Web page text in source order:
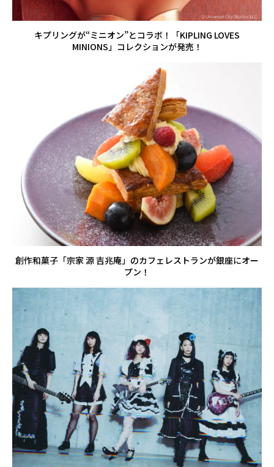
キプリングが“ミニオン”とコラボ！「KIPLING LOVES
MINIONS」コレクションが発売！
創作和菓子「宗家 源 吉兆庵」のカフェレストランが銀座にオー
プン！